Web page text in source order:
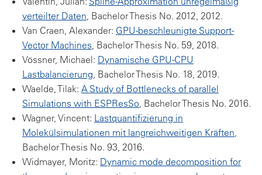
verteilter Daten, Bachelor Thesis No. 2012, 2012.
Van Craen, Alexander: GPU-beschleunigte Support-
Vector Machines, Bachelor Thesis No. 59, 2018.
Vössner, Michael: Dynamische GPU-CPU
Lastbalancierung, Bachelor Thesis No. 18, 2019.
Waelde, Tilak: A Study of Bottlenecks of parallel
Simulations with ESPResSo, Bachelor Thesis No. 2016.
Wagner, Vincent: Lastquantifizierung in
Molekülsimulationen mit langreichweitigen Kräften,
Bachelor Thesis No. 93, 2016.
Widmayer, Moritz: Dynamic mode decomposition for